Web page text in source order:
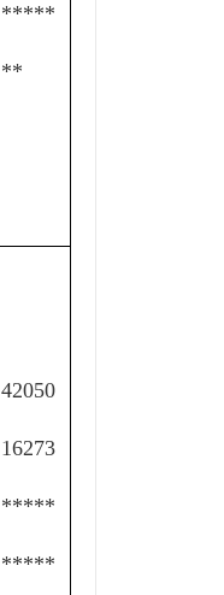
*****
**
42050
16273
*****
*****